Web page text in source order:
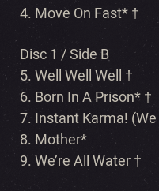
4. Move On Fast* †
Disc 1 / Side B
5. Well Well Well †
6. Born In A Prison* †
7. Instant Karma!
8. Mother*
9. We’re All Water †